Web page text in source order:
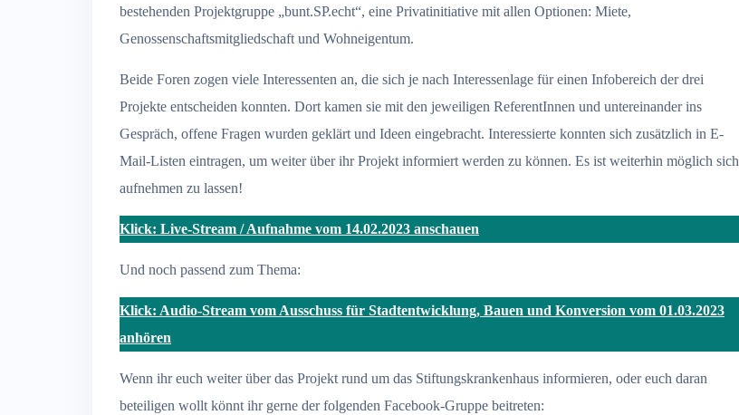
bestehenden Projektgruppe „bunt.SP.echt“, eine Privatinitiative mit allen Optionen: Miete,
Genossenschaftsmitgliedschaft und Wohneigentum.
Beide Foren zogen viele Interessenten an, die sich je nach Interessenlage für einen Infobereich der drei
Projekte entscheiden konnten. Dort kamen sie mit den jeweiligen ReferentInnen und untereinander ins
Gespräch, offene Fragen wurden geklärt und Ideen eingebracht. Interessierte konnten sich zusätzlich in E-
Mail-Listen eintragen, um weiter über ihr Projekt informiert werden zu können. Es ist weiterhin möglich sich
aufnehmen zu lassen!
Klick: Live-Stream / Aufnahme vom 14.02.2023 anschauen
Und noch passend zum Thema:
Klick: Audio-Stream vom Ausschuss für Stadtentwicklung, Bauen und Konversion vom 01.03.2023
anhören
Wenn ihr euch weiter über das Projekt rund um das Stiftungskrankenhaus informieren, oder euch daran
beteiligen wollt könnt ihr gerne der folgenden Facebook-Gruppe beitreten: